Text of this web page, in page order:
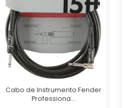
Cabo de Instrumento Fender
Professiona...